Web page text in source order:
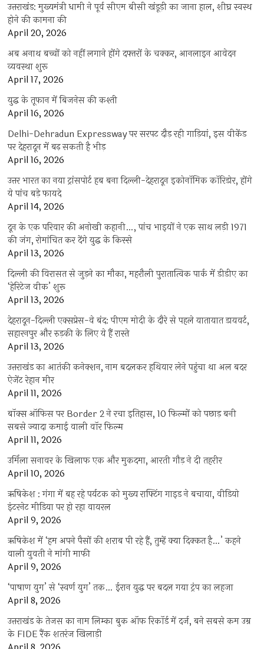
उत्तराखंड: मुख्यमंत्री धामी ने पूर्व सीएम बीसी खंडूड़ी का जाना हाल, शीघ्र स्वस्थ
होने की कामना की
April 20, 2026
अब अनाथ बच्चों को नहीं लगाने होंगे दफ्तरों के चक्कर, आनलाइन आवेदन
व्यवस्था शुरू
April 17, 2026
युद्ध के तूफान में बिजनेस की कश्ती
April 16, 2026
Delhi-Dehradun Expressway पर सरपट दौड़ रही गाड़ियां, इस वीकेंड
पर देहरादून में बढ़ सकती है भीड़
April 16, 2026
उत्तर भारत का नया ट्रांसपोर्ट हब बना दिल्ली-देहरादून इकोनॉमिक कॉरिडोर, होंगे
ये पांच बड़े फायदे
April 14, 2026
दून के एक परिवार की अनोखी कहानी…, पांच भाइयों ने एक साथ लड़ी 1971
की जंग, रोमांचित कर देंगे युद्ध के किस्से
April 13, 2026
दिल्ली की विरासत से जुड़ने का मौका, महरौली पुरातात्विक पार्क में डीडीए का
‘हेरिटेज वीक’ शुरू
April 13, 2026
देहरादून-दिल्ली एक्सप्रेस-वे बंद: पीएम मोदी के दौरे से पहले यातायात डायवर्ट,
सहारनपुर और रुड़की के लिए ये हैं रास्ते
April 13, 2026
उत्तराखंड का आतंकी कनेक्शन, नाम बदलकर हथियार लेने पहुंचा था अल बदर
ऐजेंट रेहान मीर
April 11, 2026
बॉक्स ऑफिस पर Border 2 ने रचा इतिहास, 10 फिल्मों को पछाड़ बनी
सबसे ज्यादा कमाई वाली वॉर फिल्म
April 11, 2026
उर्मिला सनावर के खिलाफ एक और मुकदमा, आरती गौड़ ने दी तहरीर
April 10, 2026
ऋषिकेश : गंगा में बह रहे पर्यटक को मुख्य राफ्टिंग गाइड ने बचाया, वीडियो
इंटरनेट मीडिया पर हो रहा वायरल
April 9, 2026
ऋषिकेश में ‘हम अपने पैसों की शराब पी रहे हैं, तुम्हें क्या दिक्कत है…’ कहने
वाली युवती ने मांगी माफी
April 9, 2026
‘पाषाण युग’ से ‘स्वर्ण युग’ तक… ईरान युद्ध पर बदल गया ट्रंप का लहजा
April 8, 2026
उत्तराखंड के तेजस का नाम लिम्का बुक ऑफ रिकॉर्ड में दर्ज, बने सबसे कम उम्र
के FIDE रैंक शतरंज खिलाड़ी